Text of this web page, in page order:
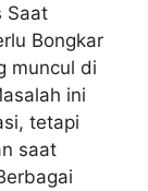
Saat
Bongkar
muncul di
ini
tetapi
saat